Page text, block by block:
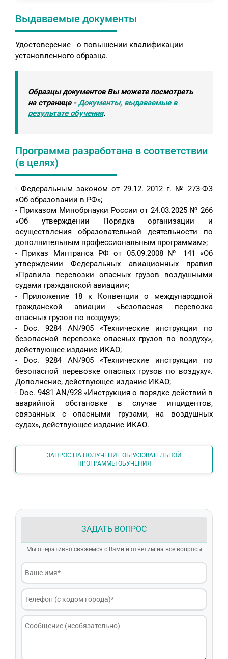
Выдаваемые документы
Удостоверение о повышении квалификации
установленного образца.
Образцы документов Вы можете посмотреть
на странице -Документы, выдаваемые в
результате обучения.
Программа разработана в соответствии
(в целях)
- Федеральным законом от 29.12. 2012 г. № 273-ФЗ
«Об образовании в РФ»;
- Приказом Минобрнауки России от 24.03.2025 № 266
«Об утверждении Порядка организации и
осуществления образовательной деятельности по
дополнительным профессиональным программам»;
- Приказ Минтранса РФ от 05.09.2008 № 141 «Об
утверждении Федеральных авиационных правил
«Правила перевозки опасных грузов воздушными
судами гражданской авиации»;
- Приложение 18 к Конвенции о международной
гражданской авиации «Безопасная перевозка
опасных грузов по воздуху»;
- Doc. 9284 AN/905 «Технические инструкции по
безопасной перевозке опасных грузов по воздуху»,
действующее издание ИКАО;
- Doc. 9284 AN/905 «Технические инструкции по
безопасной перевозке опасных грузов по воздуху».
Дополнение, действующее издание ИКАО;
- Doc. 9481 AN/928 «Инструкция о порядке действий в
аварийной обстановке в случае инцидентов,
связанных с опасными грузами, на воздушных
судах», действующее издание ИКАО.
ЗАПРОС НА ПОЛУЧЕНИЕ ОБРАЗОВАТЕЛЬНОЙ
ПРОГРАММЫ ОБУЧЕНИЯ
ЗАДАТЬ ВОПРОС
Мы оперативно свяжемся с Вами и ответим на все вопросы